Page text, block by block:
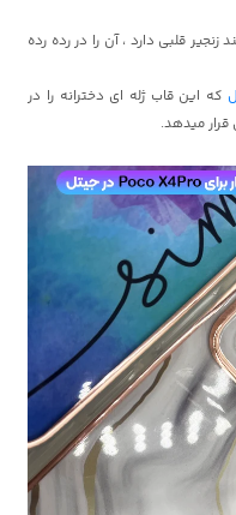
زنجیر قلبی دارد ، آن را در رده رده
که این قاب ژله ای دخترانه را در
میدهد.